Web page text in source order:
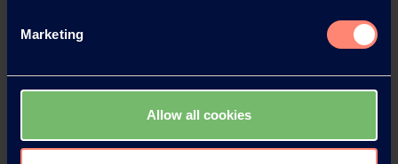
Marketing
Allow all cookies